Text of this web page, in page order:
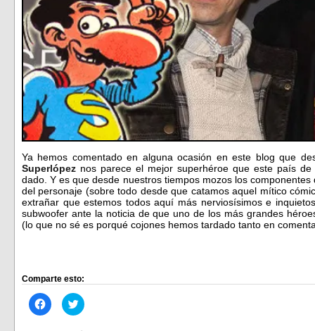
Ya hemos comentado en alguna ocasión en este blog que
Superlópez nos parece el mejor superhéroe que este país
dado. Y es que desde nuestros tiempos mozos los
del personaje (sobre todo desde que catamos aquel mítico
extrañar que estemos todos aquí más nerviosísimos e
subwoofer ante la noticia de que uno de los más grandes
(lo que no sé es porqué cojones hemos tardado tanto en
Comparte esto:
Haz
clic
Haz
clic